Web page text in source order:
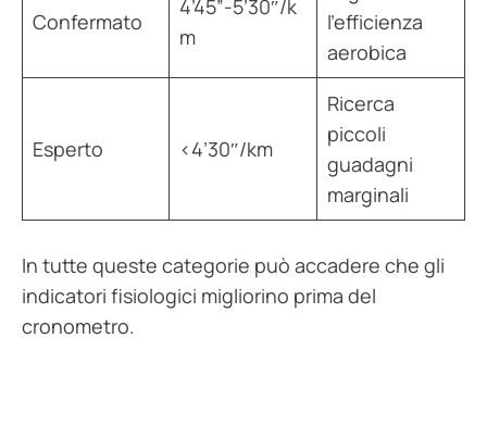
Confermato
4’45”-5’30″/k
m
l’efficienza
aerobica
Esperto <4’30″/km
Ricerca
piccoli
guadagni
marginali
In tutte queste categorie può accadere che gli
indicatori fisiologici migliorino prima del
cronometro.